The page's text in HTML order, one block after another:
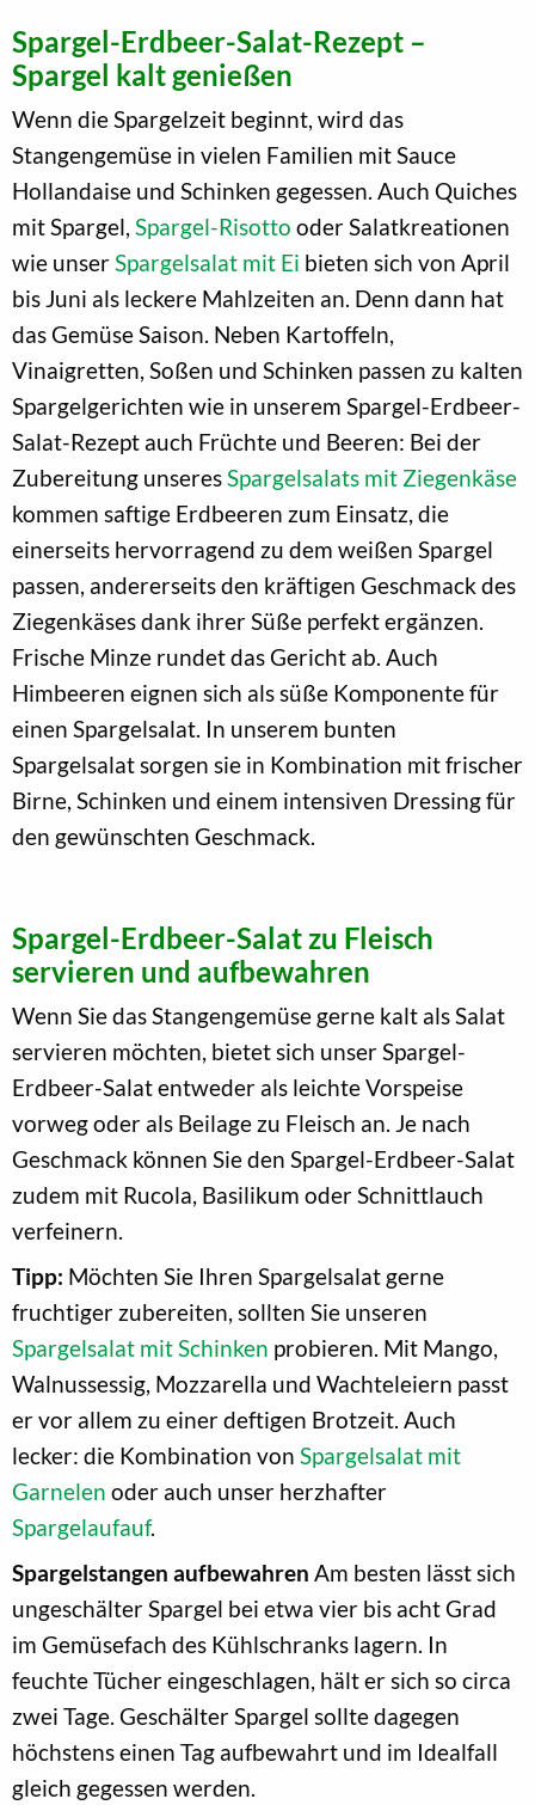
Spargel-Erdbeer-Salat-Rezept –
Spargel kalt genießen
Wenn die Spargelzeit beginnt, wird das
Stangengemüse in vielen Familien mit Sauce
Hollandaise und Schinken gegessen. Auch Quiches
mit Spargel, Spargel-Risotto oder Salatkreationen
wie unserSpargelsalat mit Ei bieten sich von April
bis Juni als leckere Mahlzeiten an. Denn dann hat
das Gemüse Saison. Neben Kartoffeln,
Vinaigretten, Soßen und Schinken passen zu kalten
Spargelgerichten wie in unserem Spargel-Erdbeer-
Salat-Rezept auch Früchte und Beeren: Bei der
Zubereitung unseresSpargelsalats mit Ziegenkäse
kommen saftige Erdbeeren zum Einsatz, die
einerseits hervorragend zu dem weißen Spargel
passen, andererseits den kräftigen Geschmack des
Ziegenkäses dank ihrer Süße perfekt ergänzen.
Frische Minze rundet das Gericht ab. Auch
Himbeeren eignen sich als süße Komponente für
einen Spargelsalat. In unserem bunten
Spargelsalat sorgen sie in Kombination mit frischer
Birne, Schinken und einem intensiven Dressing für
den gewünschten Geschmack.
Spargel-Erdbeer-Salat zu Fleisch
servieren und aufbewahren
Wenn Sie das Stangengemüse gerne kalt als Salat
servieren möchten, bietet sich unser Spargel-
Erdbeer-Salat entweder als leichte Vorspeise
vorweg oder als Beilage zu Fleisch an. Je nach
Geschmack können Sie den Spargel-Erdbeer-Salat
zudem mit Rucola, Basilikum oder Schnittlauch
verfeinern.
Tipp: Möchten Sie Ihren Spargelsalat gerne
fruchtiger zubereiten, sollten Sie unseren
Spargelsalat mit Schinken probieren. Mit Mango,
Walnussessig, Mozzarella und Wachteleiern passt
er vor allem zu einer deftigen Brotzeit. Auch
lecker: die Kombination von Spargelsalat mit
Garnelen oder auch unser herzhafter
Spargelaufauf.
Spargelstangen aufbewahren Am besten lässt sich
ungeschälter Spargel bei etwa vier bis acht Grad
im Gemüsefach des Kühlschranks lagern. In
feuchte Tücher eingeschlagen, hält er sich so circa
zwei Tage. Geschälter Spargel sollte dagegen
höchstens einen Tag aufbewahrt und im Idealfall
gleich gegessen werden.